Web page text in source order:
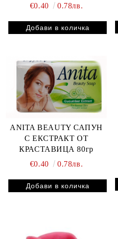
€0.40
0.78лв.
ANITA BEAUTY САПУН
С ЕКСТРАКТ ОТ
КРАСТАВИЦА 80гр
€0.40
0.78лв.